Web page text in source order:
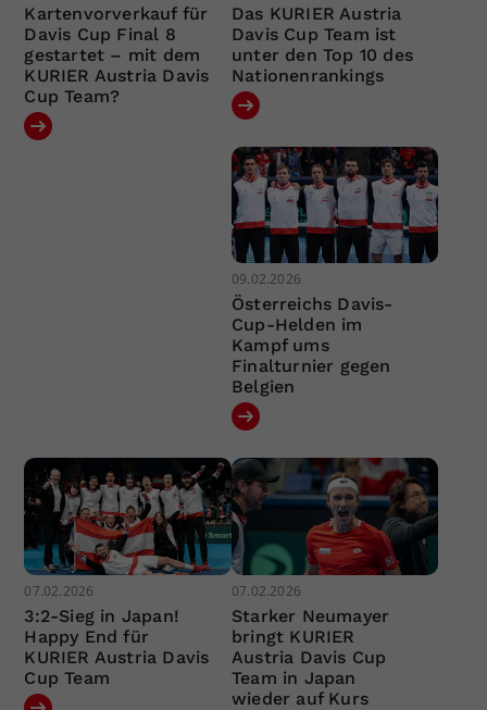
Kartenvorverkauf für
Davis Cup Final 8
gestartet – mit dem
KURIER Austria Davis
Cup Team?
Das KURIER Austria
Davis Cup Team ist
unter den Top 10 des
Nationenrankings
09.02.2026
Österreichs Davis-
Cup-Helden im
Kampf ums
Finalturnier gegen
Belgien
07.02.2026
3:2-Sieg in Japan!
Happy End für
KURIER Austria Davis
Cup Team
07.02.2026
Starker Neumayer
bringt KURIER
Austria Davis Cup
Team in Japan
wieder auf Kurs